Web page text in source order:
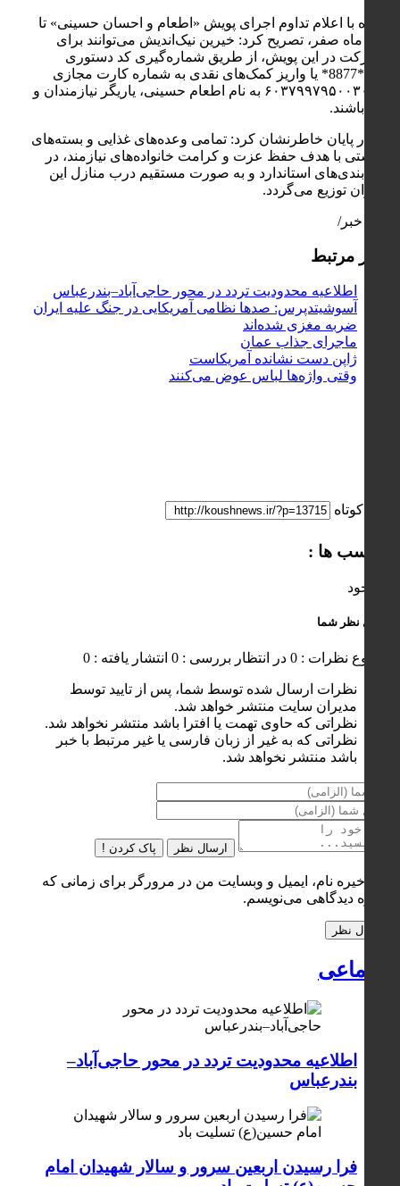
باسره با اعلام تداوم اجرای پویش «اطعام و احسان حسینی» تا
پایان ماه صفر، تصریح کرد: خیرین نیک‌اندیش می‌توانند برای
مشارکت در این پویش، از طریق شماره‌گیری کد دستوری
*8877* یا واریز کمک‌های نقدی به شماره کارت مجازی
۶۰۳۷۹۹۷۹۵۰۰۳۰۲۲۲ به نام اطعام حسینی، یاریگر نیازمندان و
ایتام باشند.
وی در پایان خاطرنشان کرد: تمامی وعده‌های غذایی و بسته‌های
معیشتی با هدف حفظ عزت و کرامت خانواده‌های نیازمند، در
بسته‌بندی‌های استاندارد و به صورت مستقیم درب منازل این
عزیزان توزیع می‌گردد.
پایان خبر/
اخبار مرتبط
اطلاعیه محدودیت تردد در محور حاجی‌آباد–بندرعباس
آسوشیتدپرس: صدها نظامی آمریکایی در جنگ علیه ایران
ضربه مغزی شده‌اند
ماجرای جذاب عمان
ژاپن دست نشانده آمریکاست
وقتی واژه‌ها لباس عوض می‌کنند
لینک کوتاه
برچسب ها :
ناموجود
ارسال نظر شما
مجموع نظرات : 0 در انتظار بررسی : 0 انتشار یافته : 0
نظرات ارسال شده توسط شما، پس از تایید توسط
مدیران سایت منتشر خواهد شد.
نظراتی که حاوی تهمت یا افترا باشد منتشر نخواهد شد.
نظراتی که به غیر از زبان فارسی یا غیر مرتبط با خبر
باشد منتشر نخواهد شد.
ارسال نظر پاک کردن !
ذخیره نام، ایمیل و وبسایت من در مرورگر برای زمانی که
دوباره دیدگاهی می‌نویسم.
اجتماعی
اطلاعیه محدودیت تردد در محور حاجی‌آباد–
بندرعباس
فرا رسیدن اربعین سرور و سالار شهیدان امام